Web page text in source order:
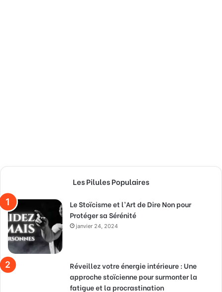
Les Pilules Populaires
Le Stoïcisme et l’Art de Dire Non pour
Protéger sa Sérénité
janvier 24, 2024
Réveillez votre énergie intérieure : Une
approche stoïcienne pour surmonter la
fatigue et la procrastination